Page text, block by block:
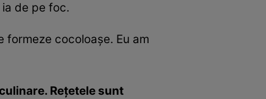
de pe foc.
cocoloaşe. Eu am
Reţetele sunt